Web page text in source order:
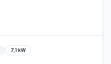
7,1 kW